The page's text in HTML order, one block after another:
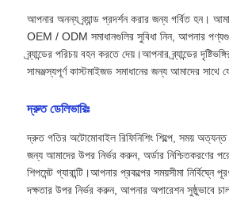
আপনার অনন্য ব্র্যান্ড প্রদর্শন করার জন্য গর্বিত হন।
OEM / ODM সমাধানগুলির সুবিধা নিন, আপনার
ব্র্যান্ডের পরিচয় বহন করতে দেয়।আপনার ব্র্যান্ডের
সামঞ্জস্যপূর্ণ কাস্টমাইজড সমাধানের জন্য আমাদের সাথে
দ্রুত ডেলিভারিঃ
দ্রুত গতির অটোমোবাইল রিফিনিশিং শিল্পে, সময়
জন্য আমাদের উপর নির্ভর করুন, অর্ডার নিশ্চিতকরণের
শিপমেন্ট গ্যারান্টি।আপনার প্রকল্পের সময়সীমা
দক্ষতার উপর নির্ভর করুন, আপনার অপারেশন সুষ্ঠুভাবে